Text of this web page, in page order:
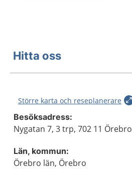
Hitta oss
Större karta och reseplanerare
Besöksadress:
Nygatan 7, 3 trp, 702 11 Örebro
Län, kommun:
Örebro län, Örebro